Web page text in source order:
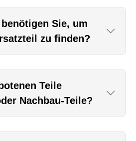
Sie, um
zu finden?
Teile
Nachbau-Teile?